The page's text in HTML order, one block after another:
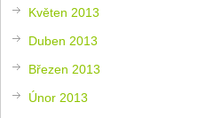
Květen 2013
Duben 2013
Březen 2013
Únor 2013